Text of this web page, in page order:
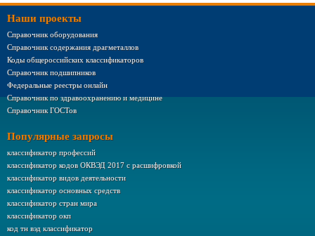
Наши проекты
Справочник оборудования
Справочник содержания драгметаллов
Коды общероссийских классификаторов
Справочник подшипников
Федеральные реестры онлайн
Справочник по здравоохранению и медицине
Справочник ГОСТов
Популярные запросы
классификатор профессий
классификатор кодов ОКВЭД 2017 с расшифровкой
классификатор видов деятельности
классификатор основных средств
классификатор стран мира
классификатор окп
код тн вэд классификатор